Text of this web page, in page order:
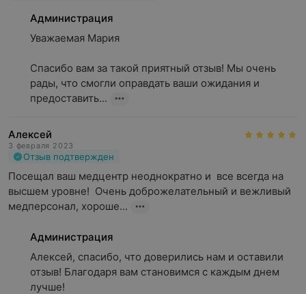
Администрация
Уважаемая Мария
Спасибо вам за такой приятный отзыв! Мы очень
рады, что смогли оправдать ваши ожидания и
предоставить...
Алексей
3 февраля 2023
Отзыв подтвержден
Посещал ваш медцентр неоднократно и  все всегда на
высшем уровне!  Очень доброжелательный и вежливый
медперсонал, хороше...
Администрация
Алексей, спасибо, что доверились нам и оставили
отзыв! Благодаря вам становимся с каждым днем
лучше!